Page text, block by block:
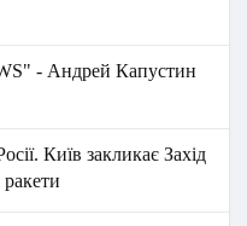
- Андрей Капустин
Київ закликає Захід
ракети